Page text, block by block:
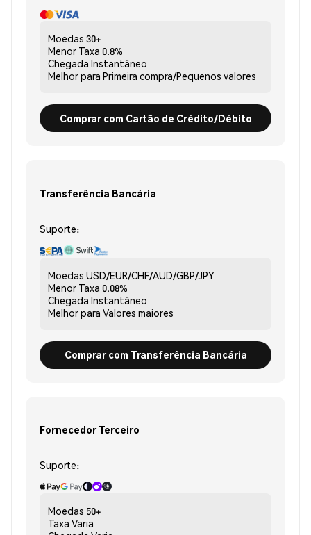
Moedas 30+
Menor Taxa 0.8%
Chegada Instantâneo
Melhor para Primeira compra/Pequenos valores
Comprar com Cartão de Crédito/Débito
Transferência Bancária
Suporte:
Moedas USD/EUR/CHF/AUD/GBP/JPY
Menor Taxa 0.08%
Chegada Instantâneo
Melhor para Valores maiores
Comprar com Transferência Bancária
Fornecedor Terceiro
Suporte:
Moedas 50+
Taxa Varia